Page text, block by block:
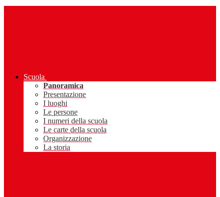
Scuola
Panoramica
Presentazione
I luoghi
Le persone
I numeri della scuola
Le carte della scuola
Organizzazione
La storia